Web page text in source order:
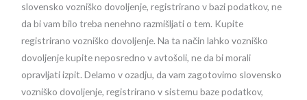
slovensko vozniško dovoljenje, registrirano v bazi podatkov, ne
da bi vam bilo treba nenehno razmišljati o tem. Kupite
registrirano vozniško dovoljenje. Na ta način lahko vozniško
dovoljenje kupite neposredno v avtošoli, ne da bi morali
opravljati izpit. Delamo v ozadju, da vam zagotovimo slovensko
vozniško dovoljenje, registrirano v sistemu baze podatkov,